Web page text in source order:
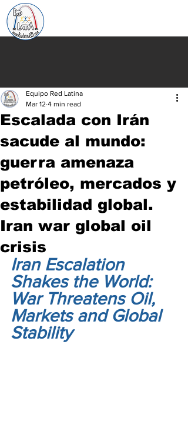
Escalada con Irán
sacude al mundo:
guerra amenaza
petróleo, mercados y
estabilidad global.
Iran war global oil
crisis
Equipo Red Latina
Mar 12 4 min read
Iran Escalation
Shakes the World:
War Threatens Oil,
Markets and Global
Stability